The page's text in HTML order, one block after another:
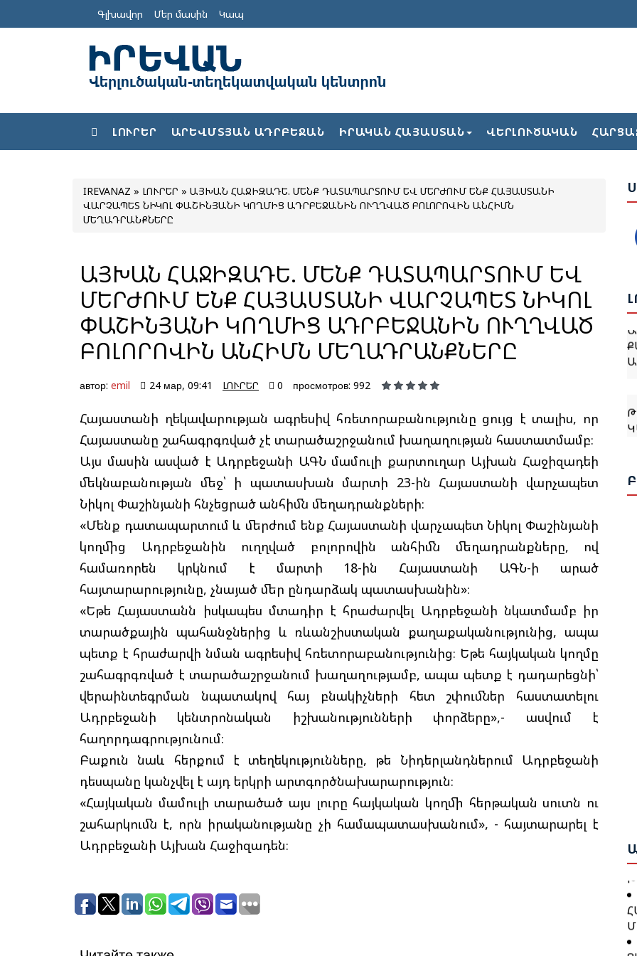
Գլխավոր Մեր մասին Կապ
ԼՈՒՐԵՐ ԱՐԵՎՄՏՅԱՆ ԱԴՐԲԵՋԱՆ ԻՐԱԿԱՆ ՀԱՅԱՍՏԱՆ ՎԵՐԼՈՒԾԱԿԱՆ
IREVANAZ » ԼՈՒՐԵՐ » ԱՅԽԱՆ ՀԱՋԻԶԱԴԵ. ՄԵՆՔ ԴԱՏԱՊԱՐՏՈՒՄ ԵՎ ՄԵՐԺՈՒՄ ԵՆՔ ՀԱՅԱՍՏԱՆԻ
ՎԱՐՉԱՊԵՏ ՆԻԿՈԼ ՓԱՇԻՆՅԱՆԻ ԿՈՂՄԻՑ ԱԴՐԲԵՋԱՆԻՆ ՈՒՂՂՎԱԾ ԲՈԼՈՐՈՎԻՆ ԱՆՀԻՄՆ
ՄԵՂԱԴՐԱՆՔՆԵՐԸ
ԱՅԽԱՆ ՀԱՋԻԶԱԴԵ. ՄԵՆՔ ԴԱՏԱՊԱՐՏՈՒՄ ԵՎ
ՄԵՐԺՈՒՄ ԵՆՔ ՀԱՅԱՍՏԱՆԻ ՎԱՐՉԱՊԵՏ ՆԻԿՈԼ
ՓԱՇԻՆՅԱՆԻ ԿՈՂՄԻՑ ԱԴՐԲԵՋԱՆԻՆ ՈՒՂՂՎԱԾ
ԲՈԼՈՐՈՎԻՆ ԱՆՀԻՄՆ ՄԵՂԱԴՐԱՆՔՆԵՐԸ
автор: emil 24 мар, 09:41 ԼՈՒՐԵՐ 0 просмотров: 992
Հայաստանի ղեկավարության ագրեսիվ հռետորաբանությունը ցույց է տալիս, որ
Հայաստանը շահագրգռված չէ տարածաշրջանում խաղաղության հաստատմամբ։
Այս մասին ասված է Ադրբեջանի ԱԳՆ մամուլի քարտուղար Այխան Հաջիզադեի
մեկնաբանության մեջ՝ ի պատասխան մարտի 23-ին Հայաստանի վարչապետ
Նիկոլ Փաշինյանի հնչեցրած անհիմն մեղադրանքների։
«Մենք դատապարտում և մերժում ենք Հայաստանի վարչապետ Նիկոլ Փաշինյանի
կողմից Ադրբեջանին ուղղված բոլորովին անհիմն մեղադրանքները, ով
համառորեն կրկնում է մարտի 18-ին Հայաստանի ԱԳՆ-ի արած
հայտարարությունը, չնայած մեր ընդարձակ պատասխանին»։
«Եթե Հայաստանն իսկապես մտադիր է հրաժարվել Ադրբեջանի նկատմամբ իր
տարածքային պահանջներից և ռևանշիստական քաղաքականությունից, ապա
պետք է հրաժարվի նման ագրեսիվ հռետորաբանությունից։ Եթե հայկական կողմը
շահագրգռված է տարածաշրջանում խաղաղությամբ, ապա պետք է դադարեցնի՝
վերաինտեգրման նպատակով հայ բնակիչների հետ շփումներ հաստատելու
Ադրբեջանի կենտրոնական իշխանությունների փորձերը»,- ասվում է
հաղորդագրությունում։
Բաքուն նաև հերքում է տեղեկությունները, թե Նիդերլանդներում Ադրբեջանի
դեսպանը կանչվել է այդ երկրի արտգործնախարարություն։
«Հայկական մամուլի տարածած այս լուրը հայկական կողմի հերթական սուտն ու
շահարկումն է, որն իրականությանը չի համապատասխանում», - հայտարարել է
Ադրբեջանի Այխան Հաջիզադեն։